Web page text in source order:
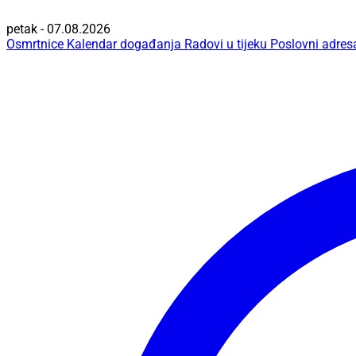
petak - 07.08.2026
Osmrtnice Kalendar događanja Radovi u tijeku Poslovni